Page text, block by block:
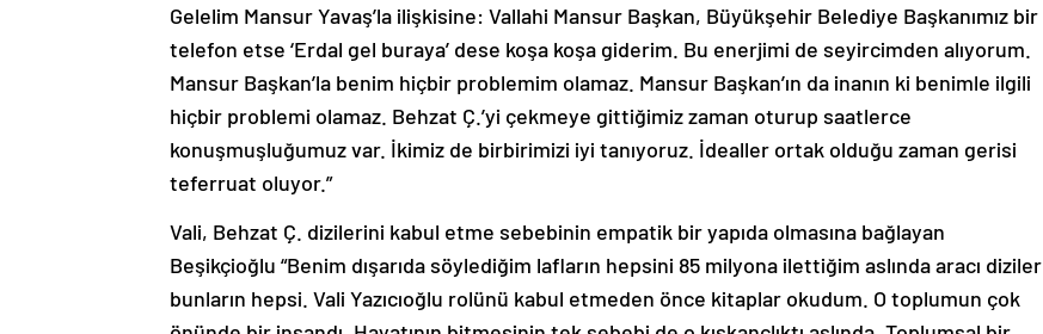
Gelelim Mansur Yavaş’la ilişkisine: Vallahi Mansur Başkan, Büyükşehir Belediye Başkanımız bir
telefon etse ‘Erdal gel buraya’ dese koşa koşa giderim. Bu enerjimi de seyircimden alıyorum.
Mansur Başkan’la benim hiçbir problemim olamaz. Mansur Başkan’ın da inanın ki benimle ilgili
hiçbir problemi olamaz. Behzat Ç.’yi çekmeye gittiğimiz zaman oturup saatlerce
konuşmuşluğumuz var. İkimiz de birbirimizi iyi tanıyoruz. İdealler ortak olduğu zaman gerisi
teferruat oluyor.”
Vali, Behzat Ç. dizilerini kabul etme sebebinin empatik bir yapıda olmasına bağlayan
Beşikçioğlu “Benim dışarıda söylediğim lafların hepsini 85 milyona ilettiğim aslında aracı diziler
bunların hepsi. Vali Yazıcıoğlu rolünü kabul etmeden önce kitaplar okudum. O toplumun çok